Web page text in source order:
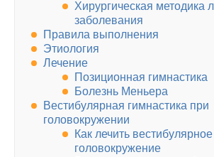
Хирургическая методика
заболевания
Правила выполнения
Этиология
Лечение
Позиционная гимнастика
Болезнь Меньера
Вестибулярная гимнастика при
головокружении
Как лечить вестибулярное
головокружение